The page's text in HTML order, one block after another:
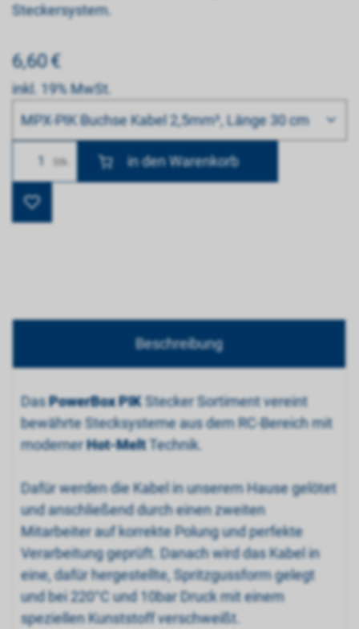
Steckersystem.
6,60€
inkl. 19% MwSt.
MPX-PIK Buchse Kabel 2,5mm², Länge 30 cm
Anzahl Stk.
Beschreibung
DasPowerBox PIKStecker Sortiment vereint
bewährte Stecksysteme aus dem RC-Bereich mit
modernerHot-MeltTechnik.
Dafür werden die Kabel in unserem Hause gelötet
und anschließend durch einen zweiten
Mitarbeiter auf korrekte Polung und perfekte
Verarbeitung geprüft. Danach wird das Kabel in
eine, dafür hergestellte, Spritzgussform gelegt
und bei 220°C und 10bar Druck mit einem
speziellen Kunststoff verschweißt.